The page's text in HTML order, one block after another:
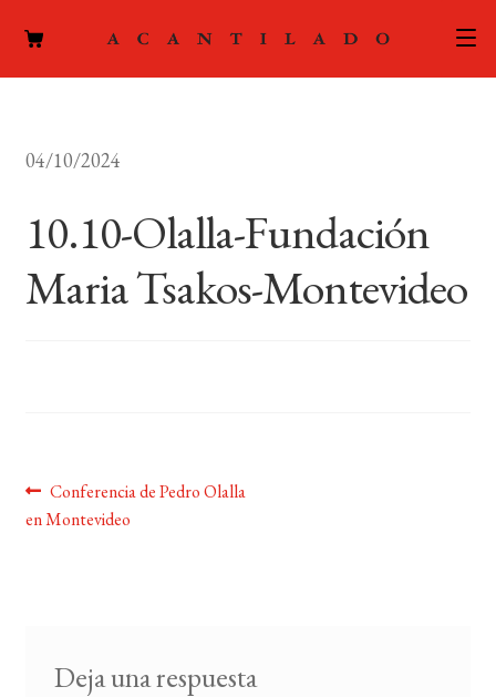
ACTUALIDAD
menú
PODCAST
MI CUENTA
04/10/2024
10.10-Olalla-Fundación
Maria Tsakos-Montevideo
Navegación
de
Anterior:
Conferencia de Pedro Olalla
en Montevideo
Deja una respuesta